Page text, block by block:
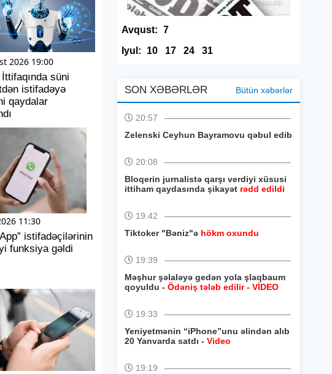
2026 19:00
süni
istifadəyə
qaydalar
11:30
istifadəçilərinin
funksiya gəldi
Avqust: 7
Iyul:
10 17 24 31
SON XƏBƏRLƏR Bütün xəbərlər
20:57
Zelenski Ceyhun Bayramovu qəbul edib
20:08
Bloqerin jurnalistə qarşı verdiyi xüsusi
ittiham qaydasında şikayət rədd edildi
19:42
Tiktoker "Bəniz"ə hökm oxundu
19:39
Məşhur şəlaləyə gedən yola şlaqbaum
qoyuldu - Ödəniş tələb edilir - VİDEO
19:33
Yeniyetmənin “iPhone”unu əlindən alıb
20 Yanvarda satdı - Video
19:19